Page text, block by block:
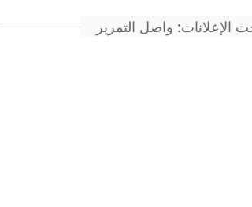
الإعلانات: واصل التمرير